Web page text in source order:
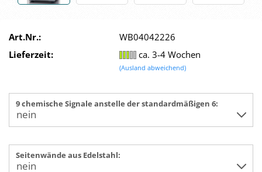
Art.Nr.:
WB04042226
Lieferzeit:
ca. 3-4 Wochen
(Ausland abweichend)
9 chemische Signale anstelle der standardmäßigen 6:
Seitenwände aus Edelstahl: